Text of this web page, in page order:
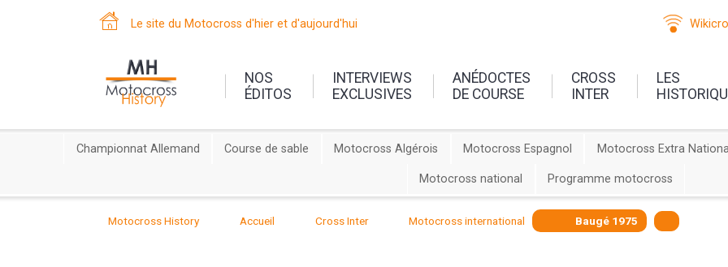
Le site du Motocross d'hier et d'aujourd'hui
NOS
ÉDITOS
INTERVIEWS
EXCLUSIVES
ANÉDOCTES
DE COURSE
CROSS
INTER
LES
Championnat Allemand Course de sable Motocross Algérois Motocross Espagnol Motocross Extra
Motocross national Programme motocross
Motocross History Accueil Cross Inter Motocross international Baugé 1975